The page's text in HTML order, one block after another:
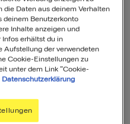
32
die Daten aus deinem Verhalten
deinem Benutzerkonto
Inhalte anzeigen und
erhältst du in
Aufstellung der verwendeten
Cookie-Einstellungen zu
unter dem Link "Cookie-
Datenschutzerklärung